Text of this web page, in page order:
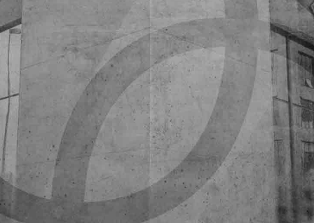
INFORMACIÓN GENERAL
info@criselcomunicacion.com
691 26 91 04 · 954 82 55 06
Calle Arquitectura 6 · Torre 9 · Local 1
41015 Sevilla
DEPARTAMENTO AUDIOVISUAL
info@criselstudio.com · 691 26 91 04
www.criselstudio.com